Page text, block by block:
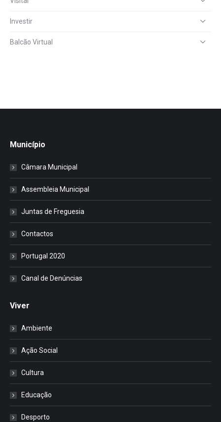
Investir
Balcão Virtual
Município
Câmara Municipal
Assembleia Municipal
Juntas de Freguesia
Contactos
Portugal 2020
Canal de Denúncias
Viver
Ambiente
Ação Social
Cultura
Educação
Desporto